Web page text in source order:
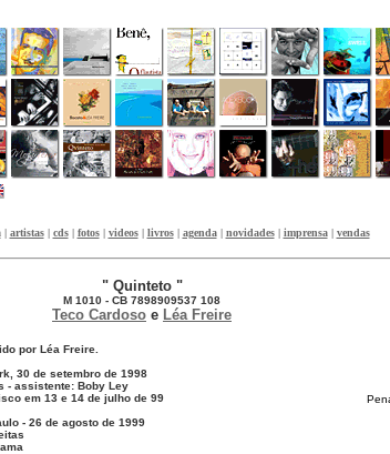
| artistas| cds| fotos| videos | livros| agenda| novidades| imprensa | vendas
" Quinteto "
M 1010 - CB 7898909537 108
Teco Cardoso e Léa Freire
por Léa Freire.
30 de setembro de 1998
- assistente: Boby Ley
em 13 e 14 de julho de 99
- 26 de agosto de 1999